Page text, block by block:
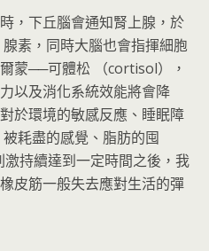
，下丘腦會通知腎上腺，於
素，同時大腦也會指揮細胞
蒙──可體松 （cortisol），
以及消化系統效能將會降
於環境的敏感反應、睡眠障
耗盡的感覺、脂肪的囤
持續達到一定時間之後，我
皮筋一般失去應對生活的彈